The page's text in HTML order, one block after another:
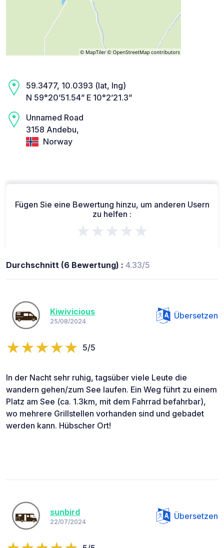
59.3477, 10.0393 (lat, lng)
N 59°20’51.54” E 10°2’21.3”
Unnamed Road
3158 Andebu,
Norway
Fügen Sie eine Bewertung hinzu, um anderen Usern
zu helfen :
★★★★★
Durchschnitt (6 Bewertung) : 4.33/5
Kiwivicious
25/08/2024
Übersetzen
5/5
In der Nacht sehr ruhig, tagsüber viele Leute die
wandern gehen/zum See laufen. Ein Weg führt zu einem
Platz am See (ca. 1.3km, mit dem Fahrrad befahrbar),
wo mehrere Grillstellen vorhanden sind und gebadet
werden kann. Hübscher Ort!
sunbird
22/07/2024
Übersetzen